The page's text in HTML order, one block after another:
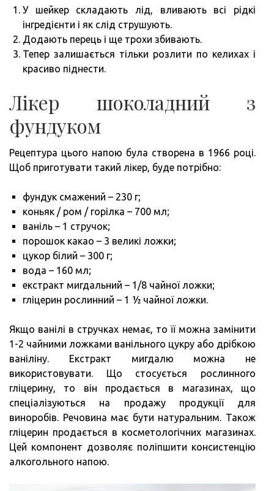
У шейкер складають лід, вливають всі рідкі
інгредієнти і як слід струшують.
Додають перець і ще трохи збивають.
Тепер залишається тільки розлити по келихах і
красиво піднести.
Лікер шоколадний з
фундуком
Рецептура цього напою була створена в 1966 році.
Щоб приготувати такий лікер, буде потрібно:
фундук смажений – 230 г;
коньяк / ром / горілка – 700 мл;
ваніль – 1 стручок;
порошок какао – 3 великі ложки;
цукор білий – 300 г;
вода – 160 мл;
екстракт мигдальний – 1/8 чайної ложки;
гліцерин рослинний – 1 ½ чайної ложки.
Якщо ванілі в стручках немає, то її можна замінити
1-2 чайними ложками ванільного цукру або дрібкою
ваніліну. Екстракт мигдалю можна не
використовувати. Що стосується рослинного
гліцерину, то він продається в магазинах, що
спеціалізуються на продажу продукції для
виноробів. Речовина має бути натуральним. Також
гліцерин продається в косметологічних магазинах.
Цей компонент дозволяє поліпшити консистенцію
алкогольного напою.